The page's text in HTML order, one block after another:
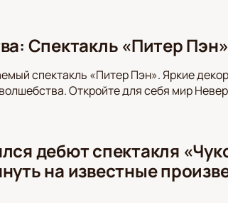
Спектакль «Питер
спектакль «Питер Пэн». Яркие
Откройте для себя мир
дебют спектакля
на известные